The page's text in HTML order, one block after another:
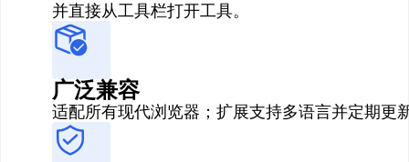
并直接从工具栏打开工具。
广泛兼容
适配所有现代浏览器；扩展支持多语言并定期更